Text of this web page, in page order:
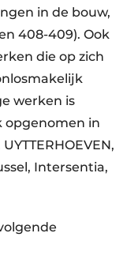
in de bouw,
408-409). Ook
die op zich
werken is
opgenomen in
Intersentia,